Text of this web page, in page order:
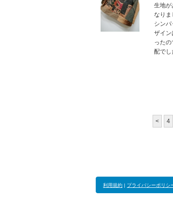
生地が
なりま
シン
ザイン
った
配でし
< 4
利用規約 | プライバシーポリシ